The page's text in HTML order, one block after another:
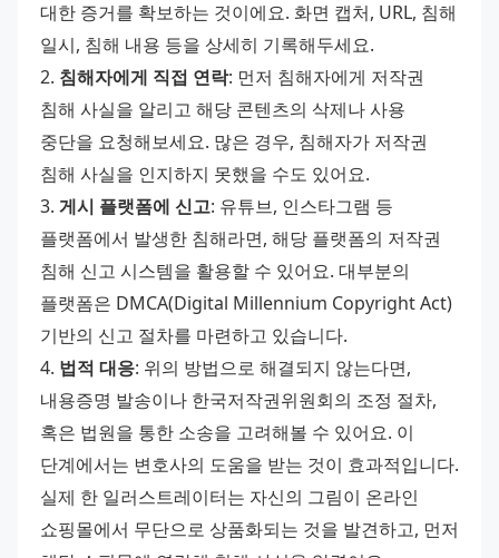
대한 증거를 확보하는 것이에요. 화면 캡처, URL, 침해
일시, 침해 내용 등을 상세히 기록해두세요.
2. 침해자에게 직접 연락: 먼저 침해자에게 저작권
침해 사실을 알리고 해당 콘텐츠의 삭제나 사용
중단을 요청해보세요. 많은 경우, 침해자가 저작권
침해 사실을 인지하지 못했을 수도 있어요.
3. 게시 플랫폼에 신고: 유튜브, 인스타그램 등
플랫폼에서 발생한 침해라면, 해당 플랫폼의 저작권
침해 신고 시스템을 활용할 수 있어요. 대부분의
플랫폼은 DMCA(Digital Millennium Copyright Act)
기반의 신고 절차를 마련하고 있습니다.
4. 법적 대응: 위의 방법으로 해결되지 않는다면,
내용증명 발송이나 한국저작권위원회의 조정 절차,
혹은 법원을 통한 소송을 고려해볼 수 있어요. 이
실제 한 일러스트레이터는 자신의 그림이 온라인
쇼핑몰에서 무단으로 상품화되는 것을 발견하고, 먼저